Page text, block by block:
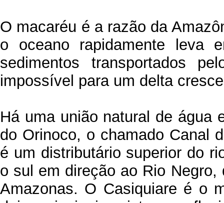
O macaréu é a razão da
o oceano rapidamente leva
sedimentos transportados
impossível para um delta
Há uma união natural de água
do Orinoco, o chamado Canal
é um distributário superior do
o sul em direção ao Rio
Amazonas. O Casiquiare é o